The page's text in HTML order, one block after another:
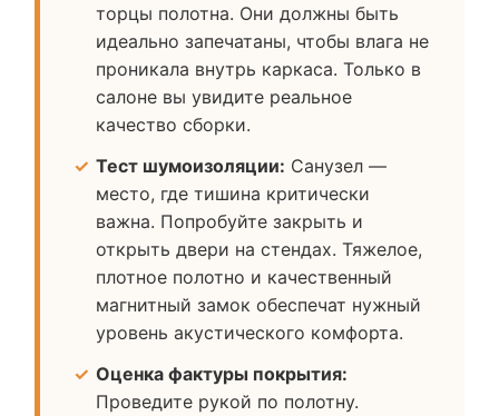
торцы полотна. Они должны быть
идеально запечатаны, чтобы влага не
проникала внутрь каркаса. Только в
салоне вы увидите реальное
качество сборки.
Тест шумоизоляции: Санузел —
место, где тишина критически
важна. Попробуйте закрыть и
открыть двери на стендах. Тяжелое,
плотное полотно и качественный
магнитный замок обеспечат нужный
уровень акустического комфорта.
Оценка фактуры покрытия:
Проведите рукой по полотну.